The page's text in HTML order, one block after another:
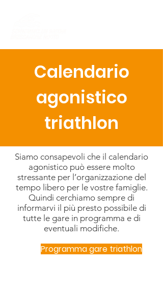
Calendario
agonistico
triathlon
Siamo consapevoli che il calendario
agonistico può essere molto
stressante per l’organizzazione del
tempo libero per le vostre famiglie.
Quindi cerchiamo sempre di
informarvi il più presto possibile di
tutte le gare in programma e di
eventuali modifiche.
Programma gare triathlon